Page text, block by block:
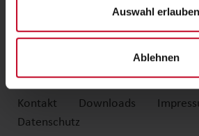
Auswahl erlauben
Ablehnen
Topper
Kontakt Downloads
Datenschutz